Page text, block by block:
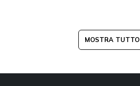
MOSTRA TUTTO